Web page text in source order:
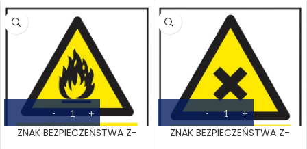
ZNAK BEZPIECZEŃSTWA Z-
ZNAK BEZPIECZEŃSTWA Z-